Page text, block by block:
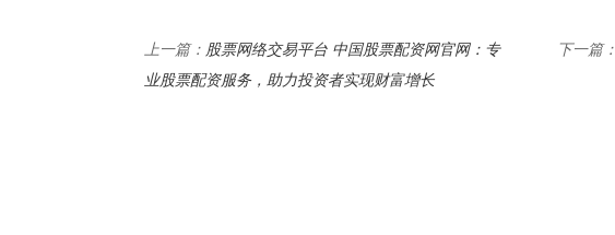
上一篇： 股票网络交易平台 中国股票配资网官网：专
业股票配资服务，助力投资者实现财富增长
下一篇：